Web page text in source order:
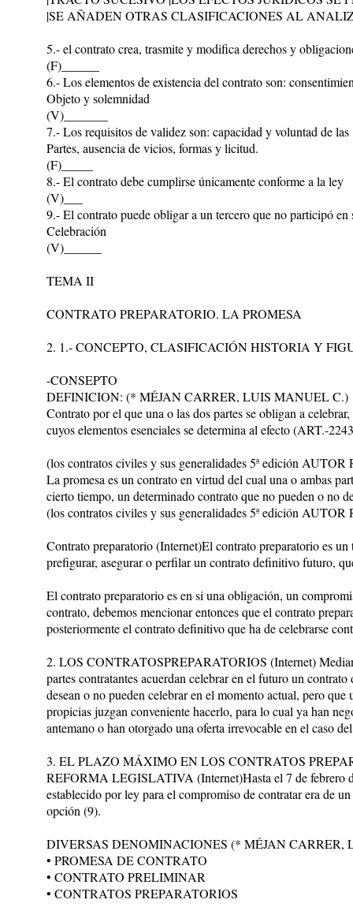
|SE AÑADEN OTRAS CLASIFICACIONES AL
5.- el contrato crea, trasmite y modifica derechos y
(F)______
6.- Los elementos de existencia del contrato son:
Objeto y solemnidad
(V)_______
7.- Los requisitos de validez son: capacidad y voluntad de las
Partes, ausencia de vicios, formas y licitud.
(F)_____
8.- El contrato debe cumplirse únicamente conforme a la ley
(V)___
9.- El contrato puede obligar a un tercero que no participó en
Celebración
(V)______
TEMA II
CONTRATO PREPARATORIO. LA PROMESA
2. 1.- CONCEPTO, CLASIFICACIÓN HISTORIA Y
-CONSEPTO
DEFINICION: (* MÉJAN CARRER, LUIS MANUEL C.)
Contrato por el que una o las dos partes se obligan a
cuyos elementos esenciales se determina al efecto (ART.-
(los contratos civiles y sus generalidades 5ª edición
La promesa es un contrato en virtud del cual una o ambas
cierto tiempo, un determinado contrato que no pueden o no
(los contratos civiles y sus generalidades 5ª edición
Contrato preparatorio (Internet)El contrato preparatorio es
prefigurar, asegurar o perfilar un contrato definitivo futuro,
El contrato preparatorio es en si una obligación, un
contrato, debemos mencionar entonces que el contrato
posteriormente el contrato definitivo que ha de celebrarse
2. LOS CONTRATOSPREPARATORIOS (Internet)
partes contratantes acuerdan celebrar en el futuro un
desean o no pueden celebrar en el momento actual, pero que
propicias juzgan conveniente hacerlo, para lo cual ya han
antemano o han otorgado una oferta irrevocable en el caso
3. EL PLAZO MÁXIMO EN LOS CONTRATOS
REFORMA LEGISLATIVA (Internet)Hasta el 7 de febrero
establecido por ley para el compromiso de contratar era de
opción (9).
DIVERSAS DENOMINACIONES (* MÉJAN CARRER,
• PROMESA DE CONTRATO
• CONTRATO PRELIMINAR
• CONTRATOS PREPARATORIOS